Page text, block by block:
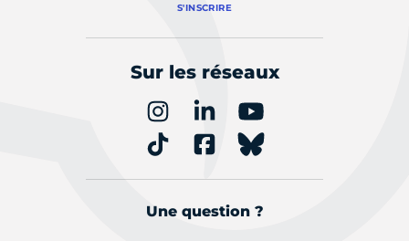
S'INSCRIRE
Sur les réseaux
Une question ?